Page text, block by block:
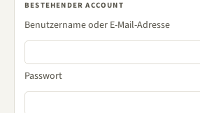
BESTEHENDER ACCOUNT
Benutzername oder E-Mail-Adresse
Passwort